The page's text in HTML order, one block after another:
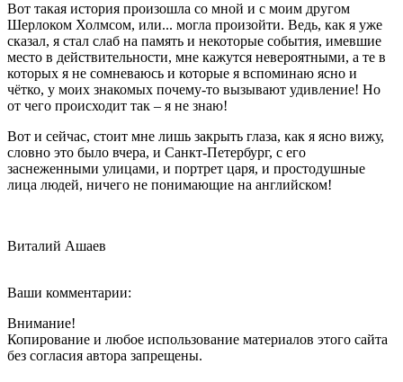
Вот такая история произошла со мной и с моим другом
Шерлоком Холмсом, или... могла произойти. Ведь, как я уже
сказал, я стал слаб на память и некоторые события, имевшие
место в действительности, мне кажутся невероятными, а те в
которых я не сомневаюсь и которые я вспоминаю ясно и
чётко, у моих знакомых почему-то вызывают удивление! Но
от чего происходит так – я не знаю!
Вот и сейчас, стоит мне лишь закрыть глаза, как я ясно вижу,
словно это было вчера, и Санкт-Петербург, с его
заснеженными улицами, и портрет царя, и простодушные
лица людей, ничего не понимающие на английском!
Виталий Ашаев
Ваши комментарии:
Внимание!
Копирование и любое использование материалов этого сайта
без согласия автора запрещены.